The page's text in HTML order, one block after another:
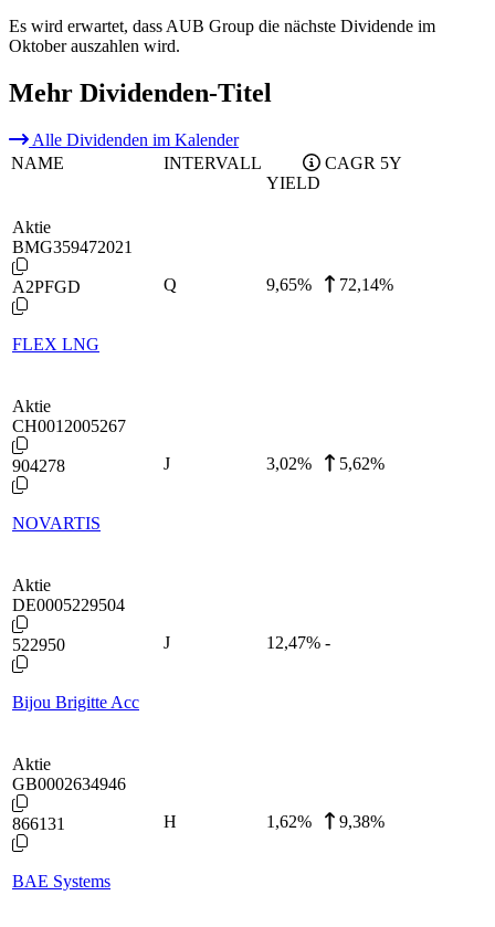
Es wird erwartet, dass AUB Group die nächste Dividende im
Oktober auszahlen wird.
Mehr Dividenden-Titel
Alle Dividenden im Kalender
NAME
INTERVALL
YIELD
CAGR 5Y
Aktie
BMG359472021
A2PFGD
FLEX LNG
Q 9,65% 72,14%
Aktie
CH0012005267
904278
NOVARTIS
J 3,02% 5,62%
Aktie
DE0005229504
522950
Bijou Brigitte Acc
J 12,47% -
Aktie
GB0002634946
866131
BAE Systems
H 1,62% 9,38%